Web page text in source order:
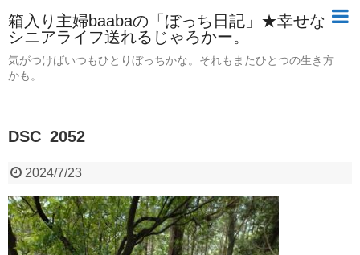
箱入り主婦baabaの「ぼっち日記」★幸せな
シニアライフ送れるじゃろかー。
気がつけばいつもひとりぼっちかな。それもまたひとつの生き方
かも。
DSC_2052
2024/7/23